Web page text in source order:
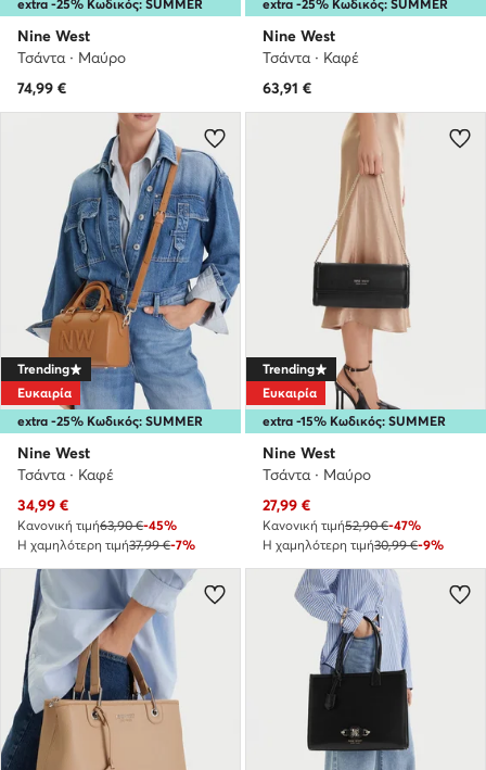
extra -25% Κωδικός: SUMMER
Nine West
Τσάντα · Μαύρο
74,99 €
extra -25% Κωδικός: SUMMER
Nine West
Τσάντα · Καφέ
63,91 €
extra -25% Κωδικός: SUMMER
Trending
Ευκαιρία
Nine West
Τσάντα · Καφέ
Τρέχουσα τιμή
34,99 €
Κανονική τιμή63,90 €-45%
Η χαμηλότερη τιμή37,99 €-7%
extra -15% Κωδικός: SUMMER
Trending
Ευκαιρία
Nine West
Τσάντα · Μαύρο
Τρέχουσα τιμή
27,99 €
Κανονική τιμή52,90 €-47%
Η χαμηλότερη τιμή30,99 €-9%